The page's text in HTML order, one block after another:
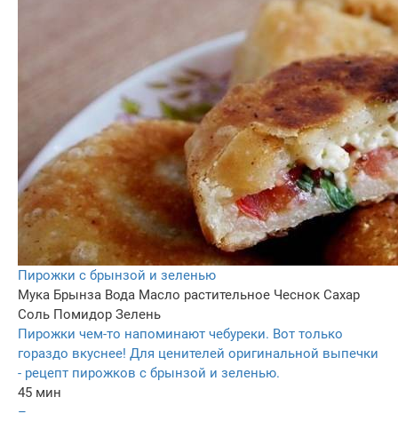
Пирожки с брынзой и зеленью
Мука Брынза Вода Масло растительное Чеснок Сахар
Соль Помидор Зелень
Пирожки чем-то напоминают чебуреки. Вот только
гораздо вкуснее! Для ценителей оригинальной выпечки
- рецепт пирожков с брынзой и зеленью.
45 мин
–